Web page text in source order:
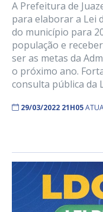
A Prefeitura de
para elaborar a Lei
do município para
população e
ser as metas da
o próximo ano.
consulta pública da
29/03/2022 21H05